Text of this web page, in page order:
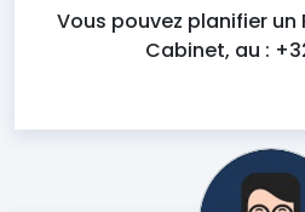
Vous pouvez planifier un
Cabinet, au :